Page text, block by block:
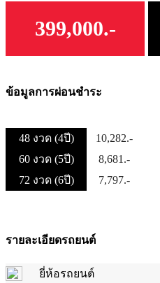
399,000.-
ข้อมูลการผ่อนชำระ
48 งวด (4ปี)
10,282.-
60 งวด (5ปี)
8,681.-
72 งวด (6ปี)
7,797.-
รายละเอียดรถยนต์
ยี่ห้อรถยนต์